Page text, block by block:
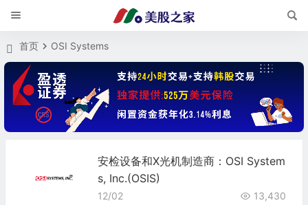
首页 OSI Systems
安检设备和X光机制造商：OSI System
s, Inc.(OSIS)
12/02 13,430